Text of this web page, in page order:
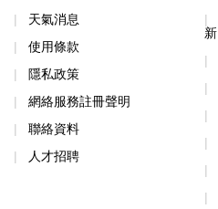
天氣消息
使用條款
隱私政策
網絡服務註冊聲明
聯絡資料
人才招聘
新